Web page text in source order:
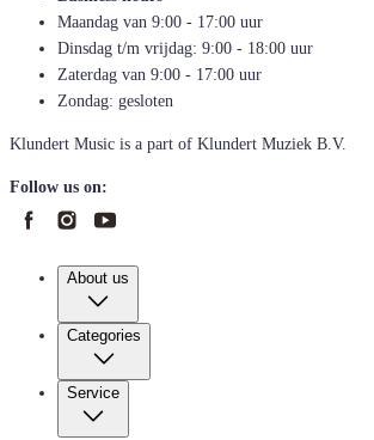
Maandag van 9:00 - 17:00 uur
Dinsdag t/m vrijdag: 9:00 - 18:00 uur
Zaterdag van 9:00 - 17:00 uur
Zondag: gesloten
Klundert Music is a part of Klundert Muziek B.V.
Follow us on:
About us
Categories
Service